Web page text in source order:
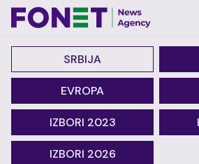
SRBIJA
EVROPA
IZBORI 2023
IZBORI 2026